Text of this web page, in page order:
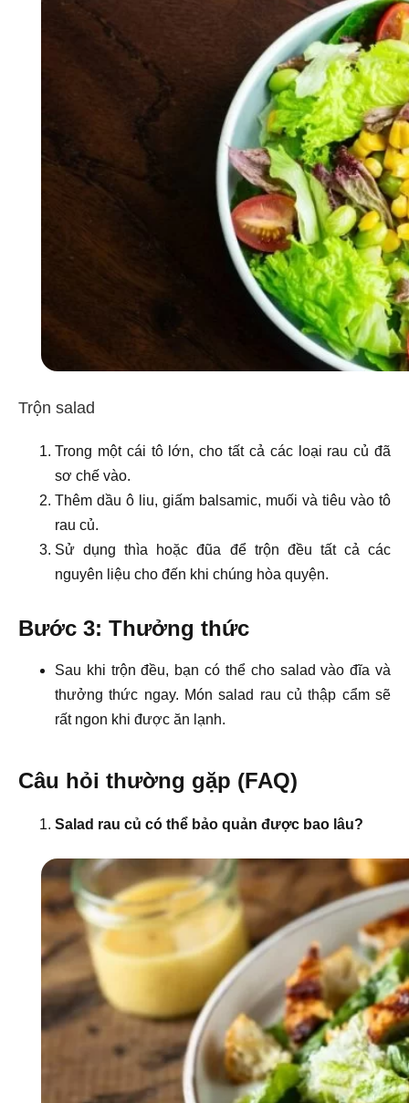
Trộn salad
Trong một cái tô lớn, cho tất cả các loại rau củ đã
sơ chế vào.
Thêm dầu ô liu, giấm balsamic, muối và tiêu vào tô
rau củ.
Sử dụng thìa hoặc đũa để trộn đều tất cả các
nguyên liệu cho đến khi chúng hòa quyện.
Bước 3: Thưởng thức
Sau khi trộn đều, bạn có thể cho salad vào đĩa và
thưởng thức ngay. Món salad rau củ thập cẩm sẽ
rất ngon khi được ăn lạnh.
Câu hỏi thường gặp (FAQ)
Salad rau củ có thể bảo quản được bao lâu?